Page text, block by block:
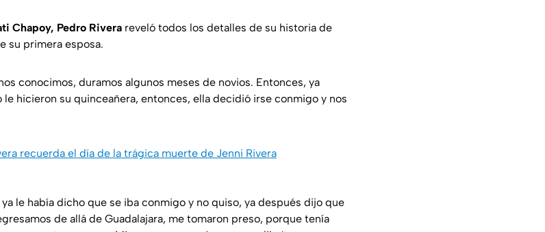
Chapoy, Pedro Rivera reveló todos los detalles de su historia de
su primera esposa.
conocimos, duramos algunos meses de novios. Entonces, ya
le hicieron su quinceañera, entonces, ella decidió irse conmigo y nos
recuerda el día de la trágica muerte de Jenni Rivera
le había dicho que se iba conmigo y no quiso, ya después dijo que
de allá de Guadalajara, me tomaron preso, porque tenía